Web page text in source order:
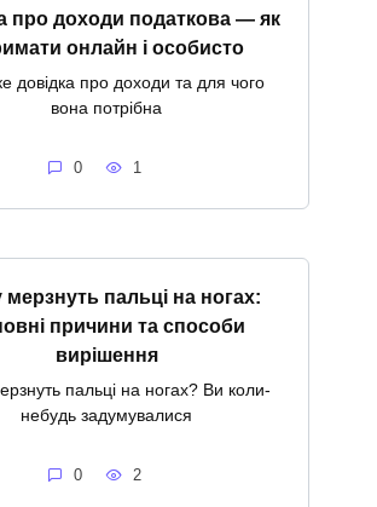
про доходи податкова — як
онлайн і особисто
довідка про доходи та для чого
вона потрібна
0 1
пальці на ногах:
причини та способи
вирішення
пальці на ногах? Ви коли-
небудь задумувалися
0 2